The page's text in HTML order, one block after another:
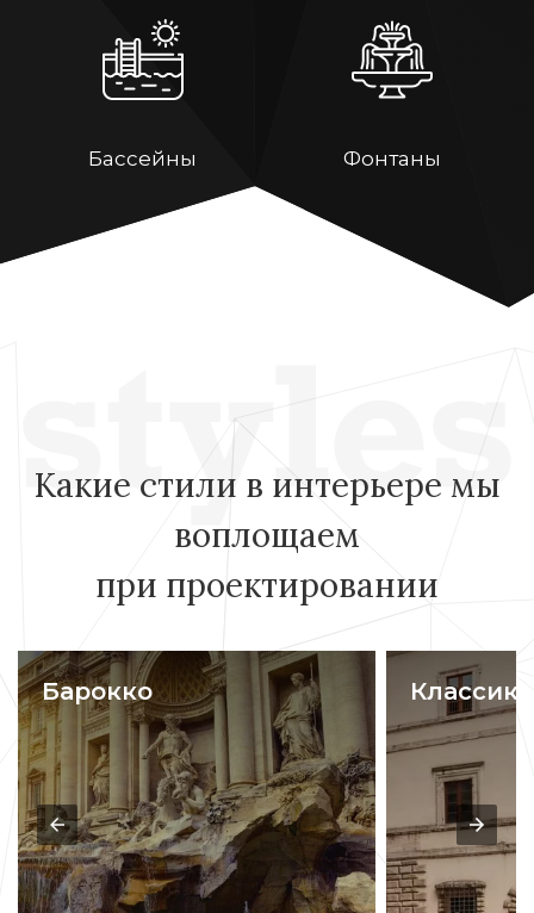
Бассейны Фонтаны
Какие стили в интерьере мы
воплощаем
при проектировании
Барокко Классика